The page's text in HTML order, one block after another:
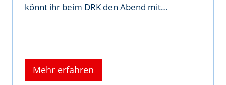
könnt ihr beim DRK den Abend mit…
Mehr erfahren